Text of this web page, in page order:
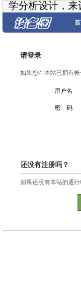
学分析设计，
请登录
如果您在本站已拥有
用户名
密 码
还没有注册吗？
如果还没有本站的通